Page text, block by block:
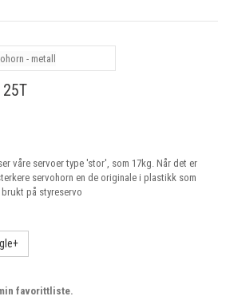
våre servoer type 'stor', som 17kg. Når det er
servohorn en de originale i plastikk som
på styreservo
favorittliste.